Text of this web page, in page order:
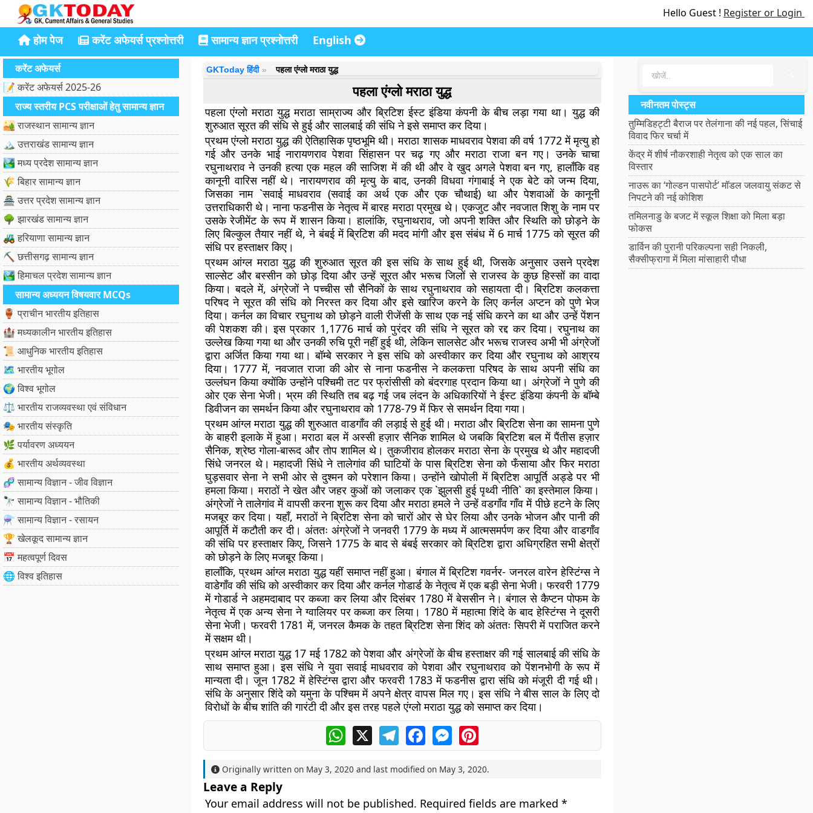
Hello Guest ! Register or Login
होम पेज करेंट अफेयर्स प्रश्नोत्तरी सामान्य ज्ञान प्रश्नोत्तरी English
करेंट अफेयर्स
📝 करेंट अफेयर्स 2025-26
राज्य स्तरीय PCS परीक्षाओं हेतु सामान्य ज्ञान
🏜️ राजस्थान सामान्य ज्ञान
🏔️ उत्तराखंड सामान्य ज्ञान
🏞️ मध्य प्रदेश सामान्य ज्ञान
🌾 बिहार सामान्य ज्ञान
🏯 उत्तर प्रदेश सामान्य ज्ञान
🌳 झारखंड सामान्य ज्ञान
🚜 हरियाणा सामान्य ज्ञान
⛏️ छत्तीसगढ़ सामान्य ज्ञान
🏞️ हिमाचल प्रदेश सामान्य ज्ञान
सामान्य अध्ययन विषयवार MCQs
🏺 प्राचीन भारतीय इतिहास
🏰 मध्यकालीन भारतीय इतिहास
📜 आधुनिक भारतीय इतिहास
🗺️ भारतीय भूगोल
🌍 विश्व भूगोल
⚖️ भारतीय राजव्यवस्था एवं संविधान
🎭 भारतीय संस्कृति
🌿 पर्यावरण अध्ययन
💰 भारतीय अर्थव्यवस्था
🧬 सामान्य विज्ञान - जीव विज्ञान
🔭 सामान्य विज्ञान - भौतिकी
⚗️ सामान्य विज्ञान - रसायन
🏆 खेलकूद सामान्य ज्ञान
📅 महत्वपूर्ण दिवस
🌐 विश्व इतिहास
GKToday हिंदी पहला एंग्लो मराठा युद्ध
पहला एंग्लो मराठा युद्ध
पहला एंग्लो मराठा युद्ध मराठा साम्राज्य और ब्रिटिश ईस्ट इंडिया कंपनी के बीच लड़ा गया था। युद्ध की
शुरुआत सूरत की संधि से हुई और सालबाई की संधि ने इसे समाप्त कर दिया।
प्रथम एंग्लो मराठा युद्ध की ऐतिहासिक पृष्ठभूमि थी। मराठा शासक माधवराव पेशवा की वर्ष 1772 में मृत्यु हो
गई और उनके भाई नारायणराव पेशवा सिंहासन पर चढ़ गए और मराठा राजा बन गए। उनके चाचा
रघुनाथराव ने उनकी हत्या एक महल की साजिश में की थी और वे खुद अगले पेशवा बन गए, हालाँकि वह
कानूनी वारिस नहीं थे। नारायणराव की मृत्यु के बाद, उनकी विधवा गंगाबाई ने एक बेटे को जन्म दिया,
जिसका नाम `सवाई माधवराव (सवाई का अर्थ एक और एक चौथाई) था और पेशवाओं के कानूनी
उत्तराधिकारी थे। नाना फडनीस के नेतृत्व में बारह मराठा प्रमुख थे। एकजुट और नवजात शिशु के नाम पर
उसके रेजीमेंट के रूप में शासन किया। हालांकि, रघुनाथराव, जो अपनी शक्ति और स्थिति को छोड़ने के
लिए बिल्कुल तैयार नहीं थे, ने बंबई में ब्रिटिश की मदद मांगी और इस संबंध में 6 मार्च 1775 को सूरत की
संधि पर हस्ताक्षर किए।
प्रथम आंग्ल मराठा युद्ध की शुरुआत सूरत की इस संधि के साथ हुई थी, जिसके अनुसार उसने प्रदेश
साल्सेट और बस्सीन को छोड़ दिया और उन्हें सूरत और भरूच जिलों से राजस्व के कुछ हिस्सों का वादा
किया। बदले में, अंग्रेजों ने पच्चीस सौ सैनिकों के साथ रघुनाथराव को सहायता दी। ब्रिटिश कलकत्ता
परिषद ने सूरत की संधि को निरस्त कर दिया और इसे खारिज करने के लिए कर्नल अप्टन को पुणे भेज
दिया। कर्नल का विचार रघुनाथ को छोड़ने वाली रीजेंसी के साथ एक नई संधि करने का था और उन्हें पेंशन
की पेशकश की। इस प्रकार 1,1776 मार्च को पुरंदर की संधि ने सूरत को रद्द कर दिया। रघुनाथ का
उल्लेख किया गया था और उनकी रुचि पूरी नहीं हुई थी, लेकिन सालसेट और भरूच राजस्व अभी भी अंग्रेजों
द्वारा अर्जित किया गया था। बॉम्बे सरकार ने इस संधि को अस्वीकार कर दिया और रघुनाथ को आश्रय
दिया। 1777 में, नवजात राजा की ओर से नाना फडनीस ने कलकत्ता परिषद के साथ अपनी संधि का
उल्लंघन किया क्योंकि उन्होंने पश्चिमी तट पर फ्रांसीसी को बंदरगाह प्रदान किया था। अंग्रेजों ने पुणे की
ओर एक सेना भेजी। भ्रम की स्थिति तब बढ़ गई जब लंदन के अधिकारियों ने ईस्ट इंडिया कंपनी के बॉम्बे
डिवीजन का समर्थन किया और रघुनाथराव को 1778-79 में फिर से समर्थन दिया गया।
प्रथम आंग्ल मराठा युद्ध की शुरुआत वाडगाँव की लड़ाई से हुई थी। मराठा और ब्रिटिश सेना का सामना पुणे
के बाहरी इलाके में हुआ। मराठा बल में अस्सी हज़ार सैनिक शामिल थे जबकि ब्रिटिश बल में पैंतीस हज़ार
सैनिक, श्रेष्ठ गोला-बारूद और तोप शामिल थे। तुकजीराव होलकर मराठा सेना के प्रमुख थे और महादजी
सिंधे जनरल थे। महादजी सिंधे ने तालेगांव की घाटियों के पास ब्रिटिश सेना को फँसाया और फिर मराठा
घुड़सवार सेना ने सभी ओर से दुश्मन को परेशान किया। उन्होंने खोपोली में ब्रिटिश आपूर्ति अड्डे पर भी
हमला किया। मराठों ने खेत और जहर कुओं को जलाकर एक `झुलसी हुई पृथ्वी नीति` का इस्तेमाल किया।
अंग्रेजों ने तालेगांव में वापसी करना शुरू कर दिया और मराठा हमले ने उन्हें वडगाँव गाँव में पीछे हटने के लिए
मजबूर कर दिया। यहाँ, मराठों ने ब्रिटिश सेना को चारों ओर से घेर लिया और उनके भोजन और पानी की
आपूर्ति में कटौती कर दी। अंततः अंग्रेजों ने जनवरी 1779 के मध्य में आत्मसमर्पण कर दिया और वाडगाँव
की संधि पर हस्ताक्षर किए, जिसने 1775 के बाद से बंबई सरकार को ब्रिटिश द्वारा अधिग्रहित सभी क्षेत्रों
को छोड़ने के लिए मजबूर किया।
हालाँकि, प्रथम आंग्ल मराठा युद्ध यहीं समाप्त नहीं हुआ। बंगाल में ब्रिटिश गवर्नर- जनरल वारेन हेस्टिंग्स ने
वाडेगाँव की संधि को अस्वीकार कर दिया और कर्नल गोडार्ड के नेतृत्व में एक बड़ी सेना भेजी। फरवरी 1779
में गोडार्ड ने अहमदाबाद पर कब्जा कर लिया और दिसंबर 1780 में बेससीन ने। बंगाल से कैप्टन पोफम के
नेतृत्व में एक अन्य सेना ने ग्वालियर पर कब्जा कर लिया। 1780 में महात्मा शिंदे के बाद हेस्टिंग्स ने दूसरी
सेना भेजी। फरवरी 1781 में, जनरल कैमक के तहत ब्रिटिश सेना शिंद को अंततः सिपरी में पराजित करने
में सक्षम थी।
प्रथम आंग्ल मराठा युद्ध 17 मई 1782 को पेशवा और अंग्रेजों के बीच हस्ताक्षर की गई सालबाई की संधि के
साथ समाप्त हुआ। इस संधि ने युवा सवाई माधवराव को पेशवा और रघुनाथराव को पेंशनभोगी के रूप में
मान्यता दी। जून 1782 में हेस्टिंग्स द्वारा और फरवरी 1783 में फडनीस द्वारा संधि को मंजूरी दी गई थी।
संधि के अनुसार शिंदे को यमुना के पश्चिम में अपने क्षेत्र वापस मिल गए। इस संधि ने बीस साल के लिए दो
विरोधों के बीच शांति की गारंटी दी और इस तरह पहले एंग्लो मराठा युद्ध को समाप्त कर दिया।
WhatsApp
X TelegramFacebookMessengerPinterest
Originally written on May 3, 2020 and last modified on May 3, 2020.
Leave a Reply
Your email address will not be published. Required fields are marked *
नवीनतम पोस्ट्स
तुम्मिडिहट्टी बैराज पर तेलंगाना की नई पहल, सिंचाई
विवाद फिर चर्चा में
केंद्र में शीर्ष नौकरशाही नेतृत्व को एक साल का
विस्तार
नाउरू का ‘गोल्डन पासपोर्ट’ मॉडल जलवायु संकट से
निपटने की नई कोशिश
तमिलनाडु के बजट में स्कूल शिक्षा को मिला बड़ा
फोकस
डार्विन की पुरानी परिकल्पना सही निकली,
सैक्सीफ्रागा में मिला मांसाहारी पौधा